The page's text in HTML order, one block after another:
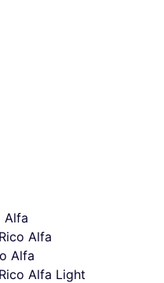
Alfa
Alfa
Alfa
Alfa Light